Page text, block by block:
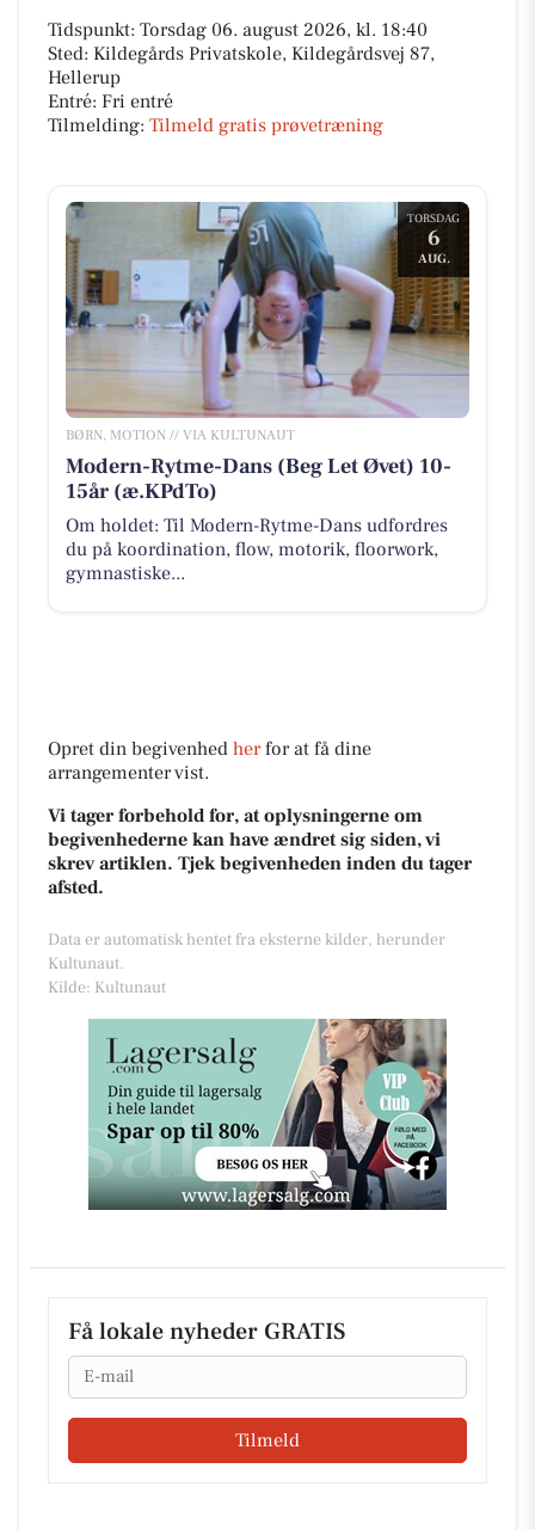
Tidspunkt: Torsdag 06. august 2026, kl. 18:40
Sted: Kildegårds Privatskole, Kildegårdsvej 87,
Hellerup
Entré: Fri entré
Tilmelding: Tilmeld gratis prøvetræning
TORSDAG
6
AUG.
BØRN, MOTION // VIA KULTUNAUT
Modern-Rytme-Dans (Beg Let Øvet) 10-
15år (æ.KPdTo)
Om holdet: Til Modern-Rytme-Dans udfordres
du på koordination, flow, motorik, floorwork,
gymnastiske...
Opret din begivenhed herfor at få dine
arrangementer vist.
Vi tager forbehold for, at oplysningerne om
begivenhederne kan have ændret sig siden, vi
skrev artiklen. Tjek begivenheden inden du tager
afsted.
Data er automatisk hentet fra eksterne kilder, herunder
Kultunaut.
Kilde: Kultunaut
Få lokale nyheder GRATIS
Email
Tilmeld